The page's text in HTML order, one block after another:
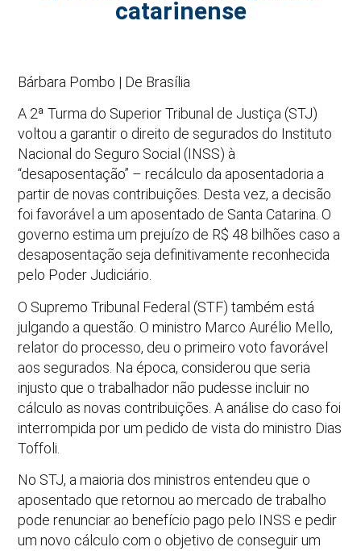
catarinense
Bárbara Pombo | De Brasília
A 2ª Turma do Superior Tribunal de Justiça (STJ)
voltou a garantir o direito de segurados do Instituto
Nacional do Seguro Social (INSS) à
“desaposentação” – recálculo da aposentadoria a
partir de novas contribuições. Desta vez, a decisão
foi favorável a um aposentado de Santa Catarina. O
governo estima um prejuízo de R$ 48 bilhões caso a
desaposentação seja definitivamente reconhecida
pelo Poder Judiciário.
O Supremo Tribunal Federal (STF) também está
julgando a questão. O ministro Marco Aurélio Mello,
relator do processo, deu o primeiro voto favorável
aos segurados. Na época, considerou que seria
injusto que o trabalhador não pudesse incluir no
cálculo as novas contribuições. A análise do caso foi
interrompida por um pedido de vista do ministro Dias
Toffoli.
No STJ, a maioria dos ministros entendeu que o
aposentado que retornou ao mercado de trabalho
pode renunciar ao benefício pago pelo INSS e pedir
um novo cálculo com o objetivo de conseguir um